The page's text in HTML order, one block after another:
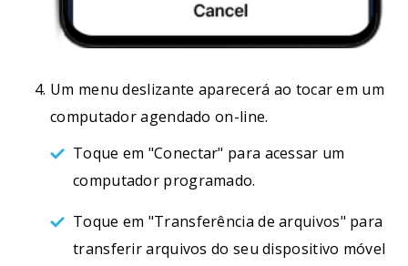
Um menu deslizante aparecerá ao tocar em um
computador agendado on-line.
Toque em "Conectar" para acessar um
computador programado.
Toque em "Transferência de arquivos" para
transferir arquivos do seu dispositivo móvel